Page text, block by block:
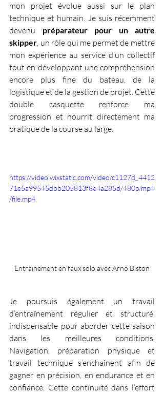
mon projet évolue aussi sur le plan
technique et humain. Je suis récemment
devenu
préparateur pour un autre
skipper, un rôle qui me permet de mettre
mon expérience au service d’un collectif
tout en développant une compréhension
encore plus fine du bateau, de la
logistique et de la gestion de projet. Cette
double casquette renforce ma
progression et nourrit directement ma
pratique de la course au large.
https://video.wixstatic.com/video/c1127d_4412
71e5a99545dbb205813f8e4a285d/480p/mp4
/file.mp4
Entrainement en faux solo avec Arno Biston
Je poursuis également un travail
d’entraînement régulier et structuré,
indispensable pour aborder cette saison
dans les meilleures conditions.
Navigation, préparation physique et
travail technique s’enchaînent afin de
gagner en précision, en endurance et en
confiance. Cette continuité dans l’effort